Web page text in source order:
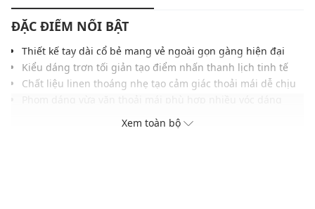
ĐẶC ĐIỂM NỔI BẬT
Thiết kế tay dài cổ bẻ mang vẻ ngoài gọn gàng hiện đại
Kiểu dáng trơn tối giản tạo điểm nhấn thanh lịch tinh tế
Chất liệu linen thoáng nhẹ tạo cảm giác thoải mái dễ chịu
Đường may chắc chắn hoàn thiện chỉn chu tăng độ bền
Gam màu trung tính phù hợp với nhiều kiểu phong cách
Xem toàn bộ